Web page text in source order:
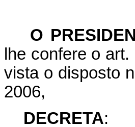
O
lhe confere o art.
vista o disposto
2006,
DECRETA: